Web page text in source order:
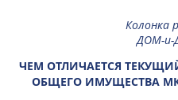
Колонка
ДОМ-и-
ЧЕМ ОТЛИЧАЕТСЯ
ОБЩЕГО ИМУЩЕСТВА